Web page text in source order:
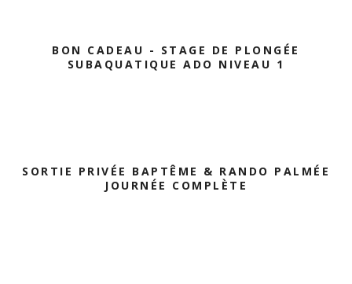
BON CADEAU - STAGE DE PLONGÉE
SUBAQUATIQUE ADO NIVEAU 1
SORTIE PRIVÉE BAPTÊME & RANDO PALMÉE
JOURNÉE COMPLÈTE